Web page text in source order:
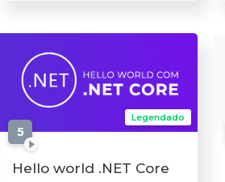
Legendado
5 aulas
Hello world .NET Core